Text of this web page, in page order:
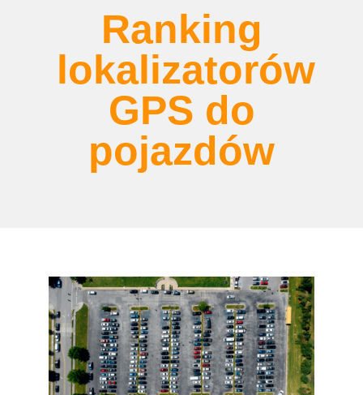
Ranking
lokalizatorów
GPS do
pojazdów